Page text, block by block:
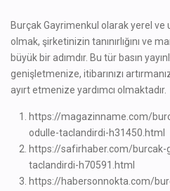
Burçak Gayrimenkul olarak yerel ve
olmak, şirketinizin tanınırlığını ve
büyük bir adımdır. Bu tür basın
genişletmenize, itibarınızı
ayırt etmenize yardımcı olmaktadır.
https://magazinname.com/
odulle-taclandirdi-h31450.html
https://safirhaber.com/burcak-
taclandirdi-h70591.html
https://habersonnokta.com/